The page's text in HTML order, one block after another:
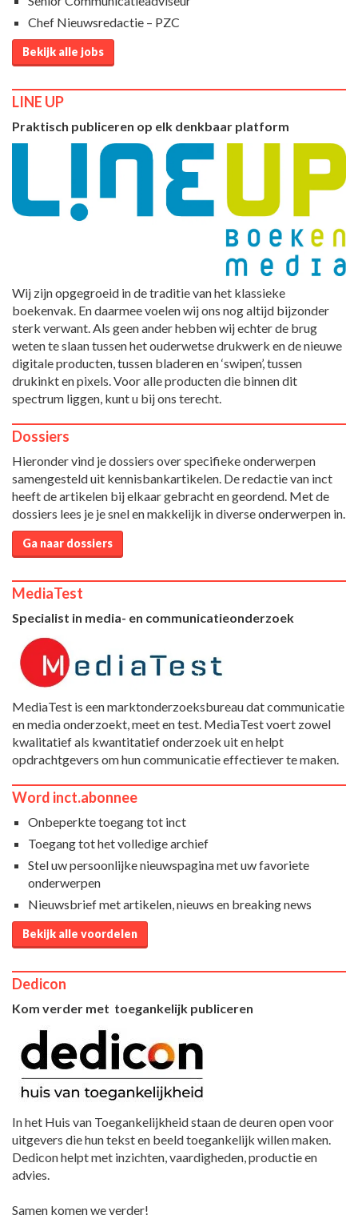
Chef Nieuwsredactie – PZC
Bekijk alle jobs
LINE UP
Praktisch publiceren op elk denkbaar platform
Wij zijn opgegroeid in de traditie van het klassieke
boekenvak. En daarmee voelen wij ons nog altijd bijzonder
sterk verwant. Als geen ander hebben wij echter de brug
weten te slaan tussen het ouderwetse drukwerk en de nieuwe
digitale producten, tussen bladeren en ‘swipen’, tussen
drukinkt en pixels. Voor alle producten die binnen dit
spectrum liggen, kunt u bij ons terecht.
Dossiers
Hieronder vind je dossiers over specifieke onderwerpen
samengesteld uit kennisbankartikelen. De redactie van inct
heeft de artikelen bij elkaar gebracht en geordend. Met de
dossiers lees je je snel en makkelijk in diverse onderwerpen in.
Ga naar dossiers
MediaTest
Specialist in media- en communicatieonderzoek
MediaTest is een marktonderzoeksbureau dat communicatie
en media onderzoekt, meet en test. MediaTest voert zowel
kwalitatief als kwantitatief onderzoek uit en helpt
opdrachtgevers om hun communicatie effectiever te maken.
Word inct.abonnee
Onbeperkte toegang tot inct
Toegang tot het volledige archief
Stel uw persoonlijke nieuwspagina met uw favoriete
onderwerpen
Nieuwsbrief met artikelen, nieuws en breaking news
Bekijk alle voordelen
Dedicon
Kom verder met toegankelijk publiceren
In het Huis van Toegankelijkheid staan de deuren open voor
uitgevers die hun tekst en beeld toegankelijk willen maken.
Dedicon helpt met inzichten, vaardigheden, productie en
advies.
Samen komen we verder!